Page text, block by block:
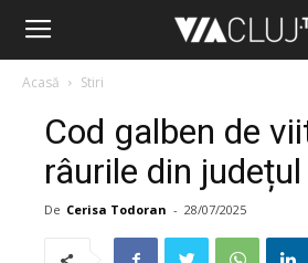
Acasă Stiri
Cod galben de
râurile din județul
De Cerisa Todoran - 28/07/2025